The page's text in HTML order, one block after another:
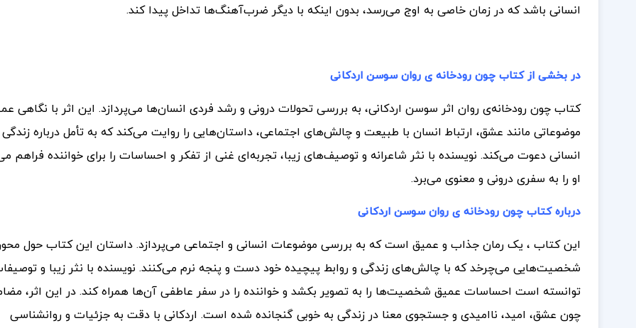
انسانی باشد که در زمان خاصی به اوج می‌رسد، بدون اینکه با دیگر ضرب‌آهنگ‌ها تداخل پیدا کند.
در بخشی از کتاب چون رودخانه ی روان سوسن اردکانی
کتاب چون رودخانه‌ی روان اثر سوسن اردکانی، به بررسی تحولات درونی و رشد فردی انسان‌ها می‌پردازد. این اثر با نگاهی
موضوعاتی مانند عشق، ارتباط انسان با طبیعت و چالش‌های اجتماعی، داستان‌هایی را روایت می‌کند که به تأمل درباره زندگی
انسانی دعوت می‌کند. نویسنده با نثر شاعرانه و توصیف‌های زیبا، تجربه‌ای غنی از تفکر و احساسات را برای خواننده فراهم
او را به سفری درونی و معنوی می‌برد.
درباره کتاب چون رودخانه ی روان سوسن اردکانی
این کتاب ، یک رمان جذاب و عمیق است که به بررسی موضوعات انسانی و اجتماعی می‌پردازد. داستان این کتاب حول
شخصیت‌هایی می‌چرخد که با چالش‌های زندگی و روابط پیچیده خود دست و پنجه نرم می‌کنند. نویسنده با نثر زیبا و
توانسته است احساسات عمیق شخصیت‌ها را به تصویر بکشد و خواننده را در سفر عاطفی آن‌ها همراه کند. در این اثر،
چون عشق، امید، ناامیدی و جستجوی معنا در زندگی به خوبی گنجانده شده است. اردکانی با دقت به جزئیات و روانشناسی